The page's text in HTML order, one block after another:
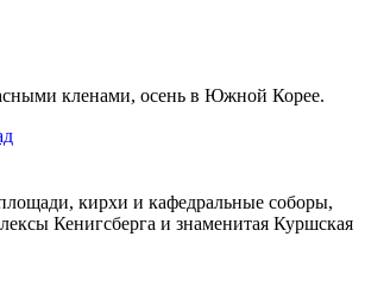
кленами, осень в Южной Корее.
кирхи и кафедральные соборы,
Кенигсберга и знаменитая Куршская